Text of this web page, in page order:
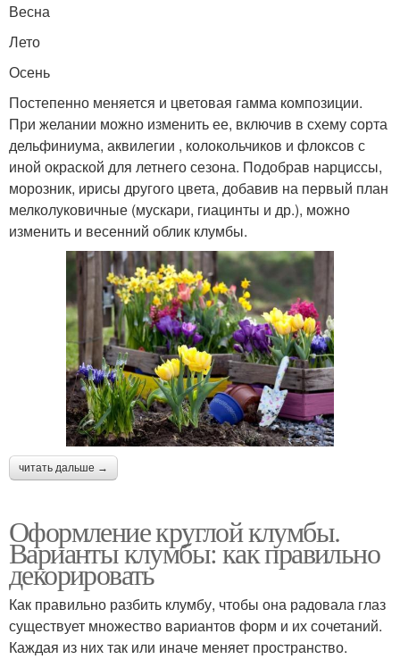
Весна
Лето
Осень
Постепенно меняется и цветовая гамма композиции.
При желании можно изменить ее, включив в схему сорта
дельфиниума, аквилегии , колокольчиков и флоксов с
иной окраской для летнего сезона. Подобрав нарциссы,
морозник, ирисы другого цвета, добавив на первый план
мелколуковичные (мускари, гиацинты и др.), можно
изменить и весенний облик клумбы.
читать дальше →
Оформление круглой клумбы.
Варианты клумбы: как правильно
декорировать
Как правильно разбить клумбу, чтобы она радовала глаз
существует множество вариантов форм и их сочетаний.
Каждая из них так или иначе меняет пространство.